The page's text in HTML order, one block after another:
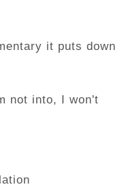
it puts down
not into, I won't